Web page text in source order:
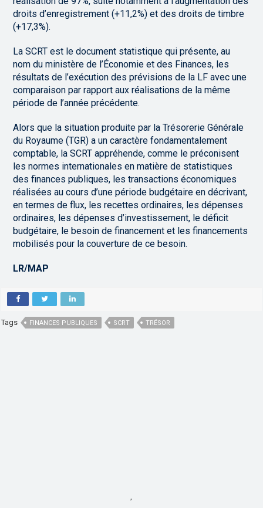
droits d’enregistrement (+11,2%) et des droits de timbre
(+17,3%).
La SCRT est le document statistique qui présente, au
nom du ministère de l’Économie et des Finances, les
résultats de l’exécution des prévisions de la LF avec une
comparaison par rapport aux réalisations de la même
période de l’année précédente.
Alors que la situation produite par la Trésorerie Générale
du Royaume (TGR) a un caractère fondamentalement
comptable, la SCRT appréhende, comme le préconisent
les normes internationales en matière de statistiques
des finances publiques, les transactions économiques
réalisées au cours d’une période budgétaire en décrivant,
en termes de flux, les recettes ordinaires, les dépenses
ordinaires, les dépenses d’investissement, le déficit
budgétaire, le besoin de financement et les financements
mobilisés pour la couverture de ce besoin.
LR/MAP
Tags FINANCES PUBLIQUES SCRT TRÉSOR
,